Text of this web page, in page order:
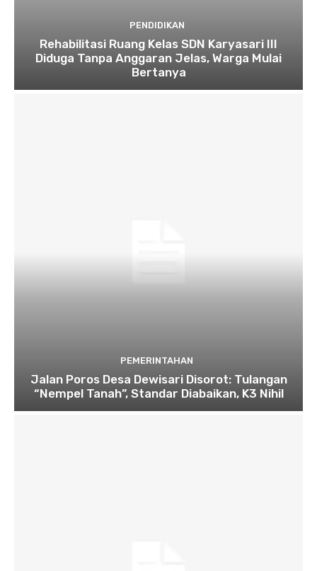
PENDIDIKAN
Rehabilitasi Ruang Kelas SDN Karyasari III
Diduga Tanpa Anggaran Jelas, Warga Mulai
Bertanya
PEMERINTAHAN
Jalan Poros Desa Dewisari Disorot: Tulangan
“Nempel Tanah”, Standar Diabaikan, K3 Nihil